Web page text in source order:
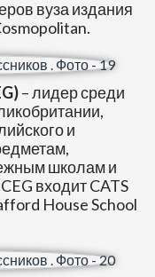
вуза издания
)– лидер среди
и
школам и
входит CATS
House School